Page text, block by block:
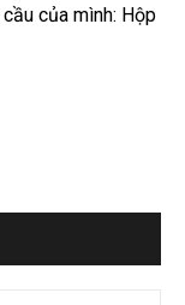
của mình: Hộp